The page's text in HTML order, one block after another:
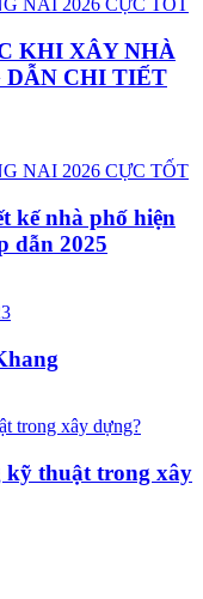
KHI XÂY NHÀ
DẪN CHI TIẾT
kế nhà phố hiện
dẫn 2025
kỹ thuật trong xây